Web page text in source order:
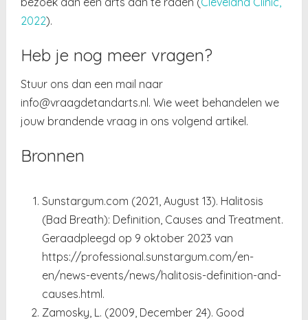
2022).
Heb je nog meer vragen?
Stuur ons dan een mail naar
info@vraagdetandarts.nl. Wie weet behandelen we
jouw brandende vraag in ons volgend artikel.
Bronnen
Sunstargum.com (2021, August 13). Halitosis
(Bad Breath): Definition, Causes and Treatment.
Geraadpleegd op 9 oktober 2023 van
https://professional.sunstargum.com/en-
en/news-events/news/halitosis-definition-and-
causes.html.
Zamosky, L. (2009, December 24). Good